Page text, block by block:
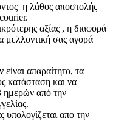
η λάθος αποστολής
αξίας , η διαφορά
μελλοντική σας αγορά
είναι απαραίτητο, τα
κατάσταση και να
ημερών από την
υπολογίζεται απο την